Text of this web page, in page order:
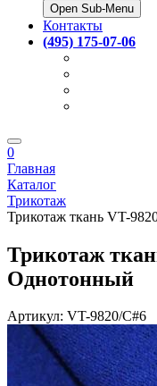
Open Sub-Menu
Контакты
(495) 175-07-06
0
Главная
Каталог
Трикотаж
Трикотаж ткань VT-
Трикотаж
Однотонный
Артикул: VT-9820/C#6